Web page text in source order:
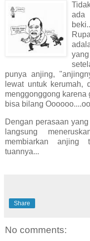
ada
punya anjing,
lewat untuk kerumah,
menggonggong
bisa bilang
Dengan perasaan
langsung
membiarkan anjing
tuannya...
Share
No comments: